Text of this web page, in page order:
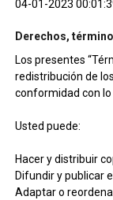
04-01-2023
Derechos,
Los presentes
redistribución de
conformidad con lo
Usted puede:
Hacer y distribuir
Difundir y publicar
Adaptar o